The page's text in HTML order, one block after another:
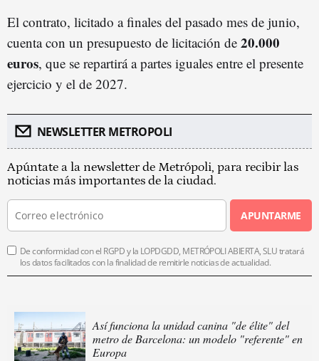
El contrato, licitado a finales del pasado mes de junio,
cuenta con un presupuesto de licitación de 20.000
euros, que se repartirá a partes iguales entre el presente
ejercicio y el de 2027.
NEWSLETTER METROPOLI
Apúntate a la newsletter de Metrópoli, para recibir las
noticias más importantes de la ciudad.
APUNTARME
De conformidad con el RGPD y la LOPDGDD, METRÓPOLI ABIERTA, SLU tratará
los datos facilitados con la finalidad de remitirle noticias de actualidad.
Así funciona la unidad canina "de élite" del
metro de Barcelona: un modelo "referente" en
Europa